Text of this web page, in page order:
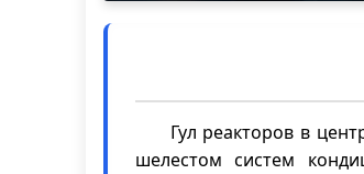
Гул реакторов в
шелестом систем